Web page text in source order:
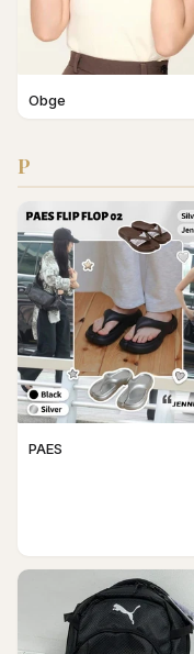
Obge
P
PAES